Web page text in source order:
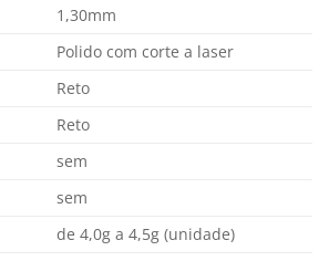
1,30mm
Polido com corte a laser
Reto
Reto
sem
sem
de 4,0g a 4,5g (unidade)